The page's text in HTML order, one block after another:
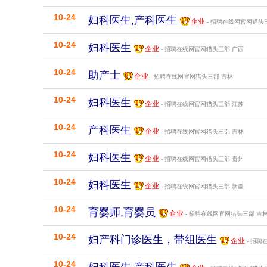
10-24 妇科医生,产科医生 企业 - 招聘在线网官网猎头
10-24 妇科医生 企业 - 招聘在线网官网猎头三部 广西
10-24 助产士 企业 - 招聘在线网官网猎头三部 吉林
10-24 妇科医生 企业 - 招聘在线网官网猎头三部 江苏
10-24 产科医生 企业 - 招聘在线网官网猎头三部 吉林
10-24 妇科医生 企业 - 招聘在线网官网猎头三部 贵州
10-24 妇科医生 企业 - 招聘在线网官网猎头三部 新疆
10-24 育婴师,育婴员 企业 - 招聘在线网官网猎头三部 吉
10-24 妇产科门诊医生，带组医生 企业 - 招聘
10-24